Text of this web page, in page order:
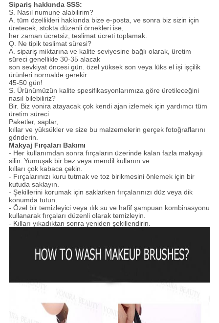
Sipariş hakkında SSS:
S. Nasıl numune alabilirim?
A. tüm özellikleri hakkında bize e-posta, ve sonra biz sizin için
üretecek, stokta düzenli örnekleri ise,
her zaman ücretsiz, teslimat ücreti toplamak.
Q. Ne tipik teslimat süresi?
A. sipariş miktarına ve kalite seviyesine bağlı olarak, üretim
süreci genellikle 30-35 alacak
son sevkiyat öncesi gün. özel yüksek son veya lüks el işi işçilik
ürünleri normalde gerekir
45-50 gün!
S. Ürünümüzün kalite spesifikasyonlarımıza göre üretileceğini
nasıl bilebiliriz?
Bir. Biz vonira atayacak çok kendi ajan izlemek için yardımcı tüm
üretim süreci
Paketler, saplar,
kıllar ve yüksükler ve size bu malzemelerin gerçek fotoğraflarını
gönderin.
Makyaj Fırçaları Bakımı
- Her kullanımdan sonra fırçaların üzerinde kalan fazla makyajı
silin. Yumuşak bir bez veya mendil kullanın ve
kılları çok kabaca çekin.
- Fırçalarınızı kuru tutmak ve toz birikmesini önlemek için bir
kutuda saklayın.
- Şekillerini korumak için saklarken fırçalarınızı düz veya dik
konumda tutun.
- Özel bir temizleyici veya ılık su ve hafif şampuan kombinasyonu
kullanarak fırçaları düzenli olarak temizleyin.
- Kılları yıkadıktan sonra yeniden şekillendirin.